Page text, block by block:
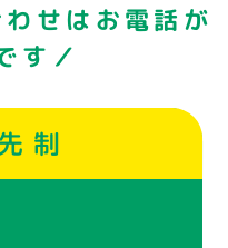
せはお電話が
す／
制